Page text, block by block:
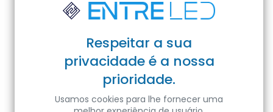
Respeitar a sua
privacidade é a nossa
prioridade.
Usamos cookies para lhe fornecer uma